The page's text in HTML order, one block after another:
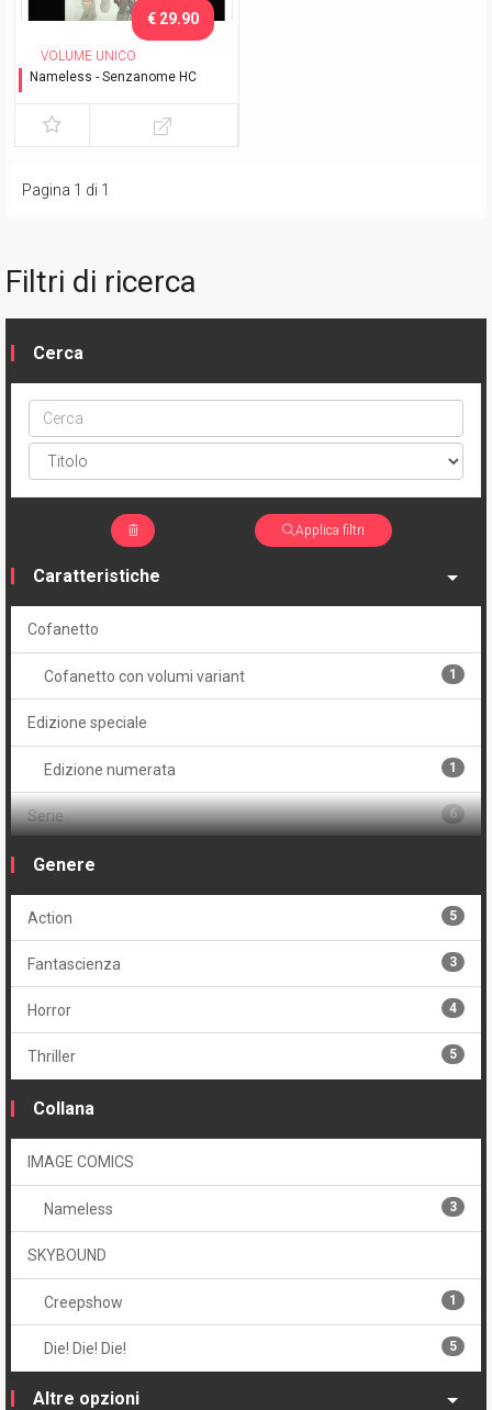
VOLUME UNICO
Nameless - Senzanome HC
€ 29.90
Pagina 1 di 1
Filtri di ricerca
Cerca
Cerca
ptype
Applica filtri
Caratteristiche
Cofanetto
Cofanetto con volumi variant 1
Edizione speciale
Edizione numerata 1
Serie 6
Volume
Brossurato 2
Cartonato 5
1
Cartonato variant numerato 1
Genere
Action 5
Fantascienza 3
Horror 4
Thriller 5
Collana
IMAGE COMICS
Nameless 3
SKYBOUND
Creepshow 1
Die! Die! Die! 5
Altre opzioni